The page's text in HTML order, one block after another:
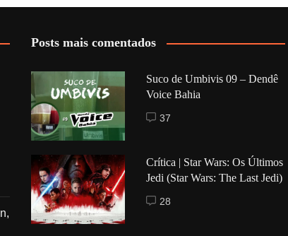
Posts mais comentados
Suco de Umbivis 09 – Dendê
Voice Bahia
37
Crítica | Star Wars: Os Últimos
Jedi (Star Wars: The Last Jedi)
28